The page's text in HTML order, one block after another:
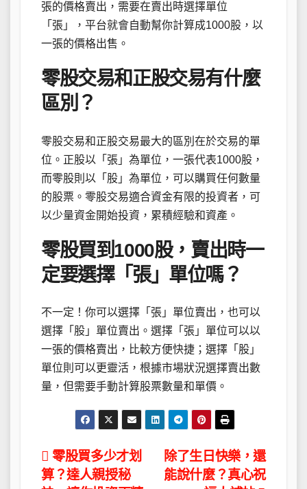
張的價格賣出，需要在賣出時選擇單位
「張」，平台就會自動幫你計算成1000股，以
一張的價格出售。
零股交易和正股交易有什麼
區別？
零股交易和正股交易最大的區別在於交易的單
位。正股以「張」為單位，一張代表1000股，
而零股則以「股」為單位，可以購買任何數量
的股票。零股交易適合資金有限的投資者，可
以少量資金開始投資，累積經驗和資產。
零股買到1000股，賣出時一
定要選擇「張」單位嗎？
不一定！你可以選擇「張」單位賣出，也可以
選擇「股」單位賣出。選擇「張」單位可以以
一張的價格賣出，比較方便快捷；選擇「股」
單位則可以更靈活，根據市場狀況選擇賣出數
量，但需要手動計算股票數量和單價。
文
除了生日快樂，還
能說什麼？真心祝
零股買多少才划
算？達人親授秘